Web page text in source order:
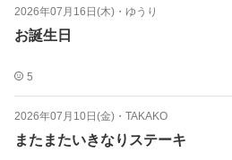
2026年07月16日(木) ・ ゆうり
お誕生日
5
2026年07月10日(金) ・ TAKAKO
またまたいきなりステーキ